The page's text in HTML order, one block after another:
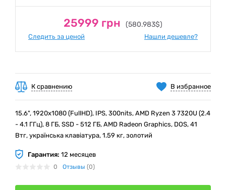
25999 грн (580.983$)
Следить за ценой Нашли дешевле?
В избранное
К сравнению
15.6", 1920х1080 (FullHD), IPS, 300nits, AMD Ryzen 3 7320U (2.4
- 4.1 ГГц), 8 ГБ, SSD - 512 ГБ, AMD Radeon Graphics, DOS, 41
Втг, українська клавіатура, 1.59 кг, золотий
Гарантия: 12 месяцев
0 Отзывы (0)